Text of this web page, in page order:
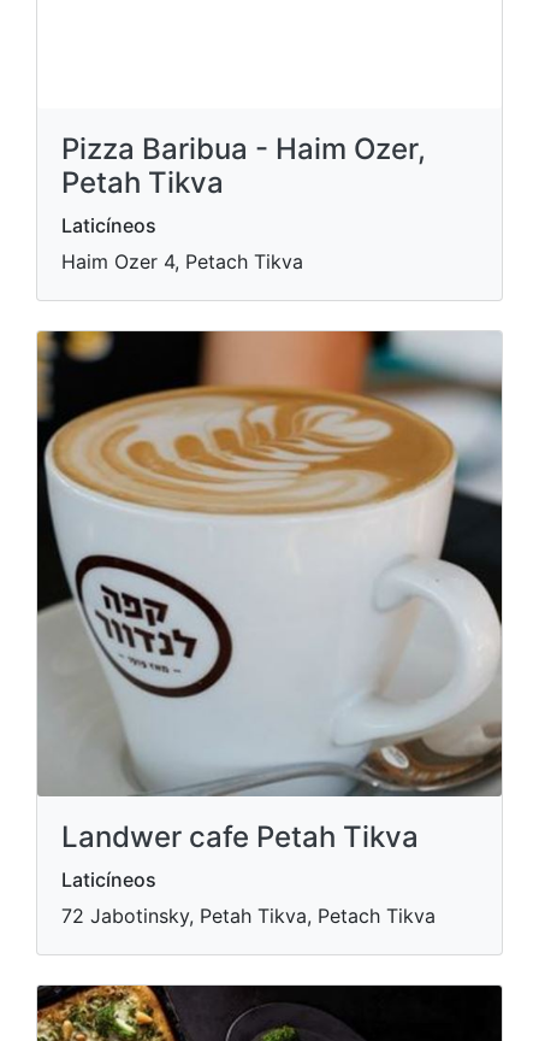
Pizza Baribua - Haim Ozer,
Petah Tikva
Laticíneos
Haim Ozer 4, Petach Tikva
Landwer cafe Petah Tikva
Laticíneos
72 Jabotinsky, Petah Tikva, Petach Tikva